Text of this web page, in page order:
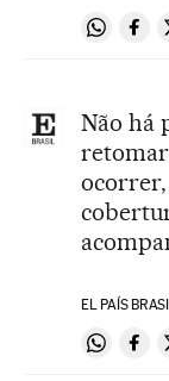
Não há
EL PAÍS